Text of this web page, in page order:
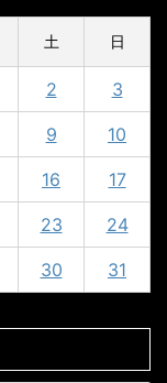
土 日
2 3
9 10
16 17
23 24
30
31